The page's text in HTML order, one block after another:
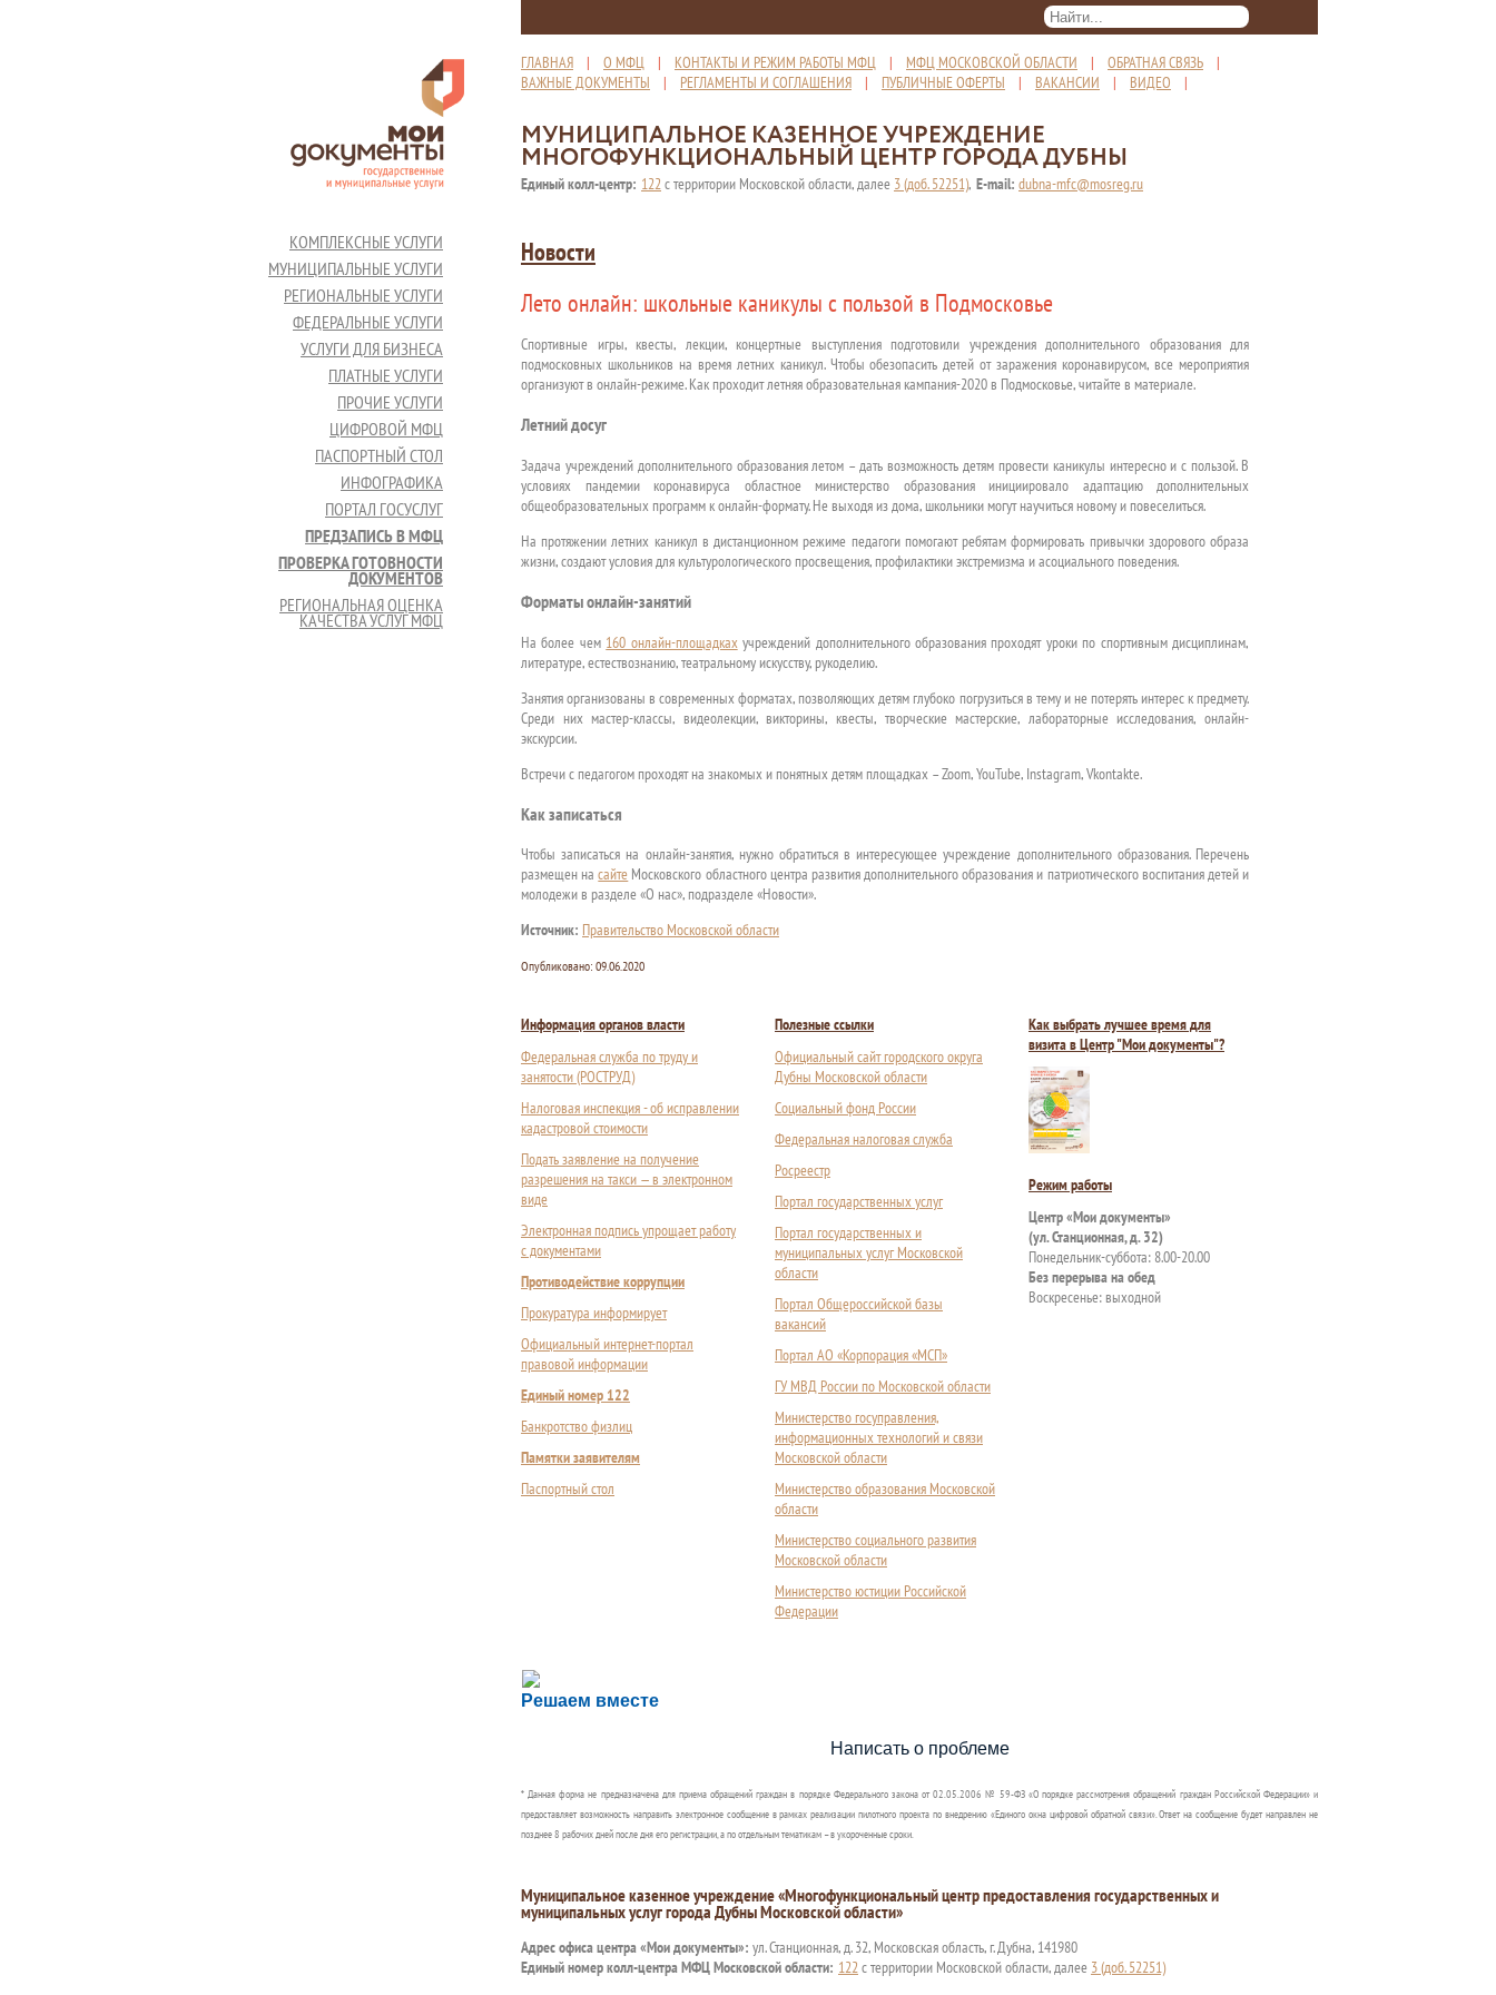
ГЛАВНАЯ | О МФЦ | КОНТАКТЫ И РЕЖИМ РАБОТЫ МФЦ | МФЦ МОСКОВСКОЙ ОБЛАСТИ | ОБРАТНАЯ СВЯЗЬ |
ВАЖНЫЕ ДОКУМЕНТЫ | РЕГЛАМЕНТЫ И СОГЛАШЕНИЯ | ПУБЛИЧНЫЕ ОФЕРТЫ | ВАКАНСИИ | ВИДЕО |
МУНИЦИПАЛЬНОЕ КАЗЕННОЕ УЧРЕЖДЕНИЕ
МНОГОФУНКЦИОНАЛЬНЫЙ ЦЕНТР ГОРОДА ДУБНЫ
Единый колл-центр: 122с территории Московской области, далее 3 (доб. 52251), E-mail: dubna-mfc@mosreg.ru
КОМПЛЕКСНЫЕ УСЛУГИ
МУНИЦИПАЛЬНЫЕ УСЛУГИ
РЕГИОНАЛЬНЫЕ УСЛУГИ
ФЕДЕРАЛЬНЫЕ УСЛУГИ
УСЛУГИ ДЛЯ БИЗНЕСА
ПЛАТНЫЕ УСЛУГИ
ПРОЧИЕ УСЛУГИ
ЦИФРОВОЙ МФЦ
ПАСПОРТНЫЙ СТОЛ
ИНФОГРАФИКА
ПОРТАЛ ГОСУСЛУГ
ПРЕДЗАПИСЬ В МФЦ
ПРОВЕРКА ГОТОВНОСТИ
ДОКУМЕНТОВ
РЕГИОНАЛЬНАЯ ОЦЕНКА
КАЧЕСТВА УСЛУГ МФЦ
Новости
Лето онлайн: школьные каникулы с пользой в Подмосковье
Спортивные игры, квесты, лекции, концертные выступления подготовили учреждения дополнительного образования для
подмосковных школьников на время летних каникул. Чтобы обезопасить детей от заражения коронавирусом, все мероприятия
организуют в онлайн-режиме. Как проходит летняя образовательная кампания-2020 в Подмосковье, читайте в материале.
Летний досуг
Задача учреждений дополнительного образования летом – дать возможность детям провести каникулы интересно и с пользой. В
условиях пандемии коронавируса областное министерство образования инициировало адаптацию дополнительных
общеобразовательных программ к онлайн-формату. Не выходя из дома, школьники могут научиться новому и повеселиться.
На протяжении летних каникул в дистанционном режиме педагоги помогают ребятам формировать привычки здорового образа
жизни, создают условия для культурологического просвещения, профилактики экстремизма и асоциального поведения.
Форматы онлайн-занятий
На более чем 160 онлайн-площадках учреждений дополнительного образования проходят уроки по спортивным дисциплинам,
литературе, естествознанию, театральному искусству, рукоделию.
Занятия организованы в современных форматах, позволяющих детям глубоко погрузиться в тему и не потерять интерес к предмету.
Среди них мастер-классы, видеолекции, викторины, квесты, творческие мастерские, лабораторные исследования, онлайн-
экскурсии.
Встречи с педагогом проходят на знакомых и понятных детям площадках – Zoom, YouTube, Instagram, Vkontakte.
Как записаться
Чтобы записаться на онлайн-занятия, нужно обратиться в интересующее учреждение дополнительного образования. Перечень
размещен насайте Московского областного центра развития дополнительного образования и патриотического воспитания детей и
молодежи в разделе «О нас», подразделе «Новости».
Источник: Правительство Московской области
Опубликовано: 09.06.2020
Информация органов власти
Федеральная служба по труду и
занятости (РОСТРУД)
Налоговая инспекция - об исправлении
кадастровой стоимости
Подать заявление на получение
разрешения на такси — в электронном
виде
Электронная подпись упрощает работу
с документами
Противодействие коррупции
Прокуратура информирует
Официальный интернет-портал
правовой информации
Единый номер 122
Банкротство физлиц
Памятки заявителям
Паспортный стол
Полезные ссылки
Официальный сайт городского округа
Дубны Московской области
Социальный фонд России
Федеральная налоговая служба
Росреестр
Портал государственных услуг
Портал государственных и
муниципальных услуг Московской
области
Портал Общероссийской базы
вакансий
Портал АО «Корпорация «МСП»
ГУ МВД России по Московской области
Министерство госуправления,
информационных технологий и связи
Московской области
Министерство образования Московской
области
Министерство социального развития
Московской области
Министерство юстиции Российской
Федерации
Как выбрать лучшее время для
визита в Центр "Мои документы"?
Режим работы
Центр «Мои документы»
(ул. Станционная, д. 32)
Понедельник-суббота: 8.00-20.00
Без перерыва на обед
Воскресенье: выходной
Решаем вместе
Сложности с получением социальной выплаты или пособия?
Сообщите об этом
Написать о проблеме
* Данная форма не предназначена для приема обращений граждан в порядке Федерального закона от 02.05.2006 № 59-ФЗ «О порядке рассмотрения обращений граждан Российской Федерации» и
предоставляет возможность направить электронное сообщение в рамках реализации пилотного проекта по внедрению «Единого окна цифровой обратной связи». Ответ на сообщение будет направлен не
позднее 8 рабочих дней после дня его регистрации, а по отдельным тематикам – в укороченные сроки.
Муниципальное казенное учреждение «Многофункциональный центр предоставления государственных и
муниципальных услуг города Дубны Московской области»
Адрес офиса центра «Мои документы»: ул. Станционная, д. 32, Московская область, г. Дубна, 141980
Единый номер колл-центра МФЦ Московской области: 122с территории Московской области, далее 3 (доб. 52251)